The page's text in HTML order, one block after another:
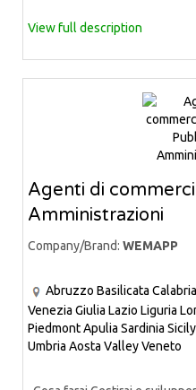
View full description
Agenti di
Amministrazioni
Company/Brand: WEMAPP
Abruzzo Basilicata Calabria
Venezia Giulia Lazio Liguria
PiedmontApulia Sardinia Sicily
Umbria Aosta ValleyVeneto